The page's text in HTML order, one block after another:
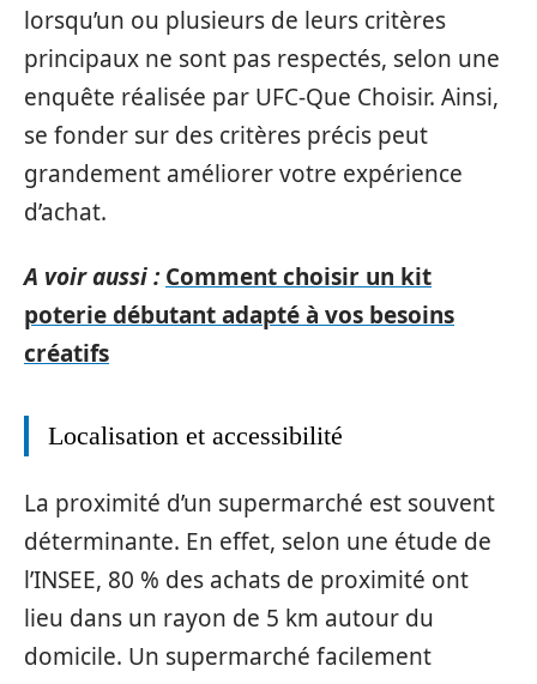
lorsqu’un ou plusieurs de leurs critères
principaux ne sont pas respectés, selon une
enquête réalisée par UFC-Que Choisir. Ainsi,
se fonder sur des critères précis peut
grandement améliorer votre expérience
d’achat.
A voir aussi : Comment choisir un kit
poterie débutant adapté à vos besoins
créatifs
Localisation et accessibilité
La proximité d’un supermarché est souvent
déterminante. En effet, selon une étude de
l’INSEE, 80 % des achats de proximité ont
lieu dans un rayon de 5 km autour du
domicile. Un supermarché facilement